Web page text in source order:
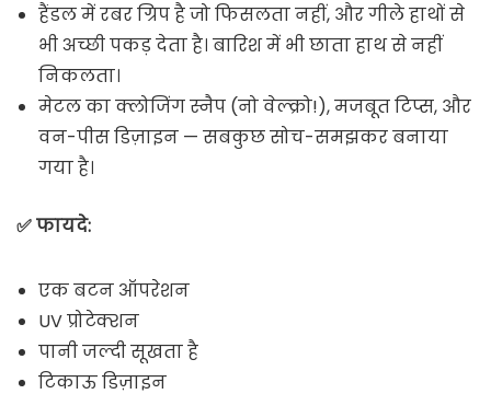
हैंडल में रबर ग्रिप है जो फिसलता नहीं, और गीले हाथों से
भी अच्छी पकड़ देता है। बारिश में भी छाता हाथ से नहीं
निकलता।
मेटल का क्लोजिंग स्नैप (नो वेल्क्रो!), मजबूत टिप्स, और
वन-पीस डिज़ाइन — सबकुछ सोच-समझकर बनाया
गया है।
✅ फायदे:
एक बटन ऑपरेशन
UV प्रोटेक्शन
पानी जल्दी सूखता है
टिकाऊ डिज़ाइन